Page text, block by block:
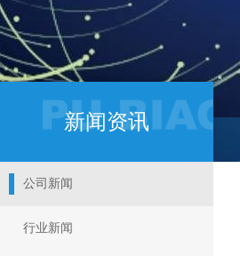
新闻资讯
公司新闻
行业新闻